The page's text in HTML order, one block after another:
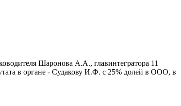
Шаронова А.А., главинтегратора 11
в органе - Судакову И.Ф. с 25% долей в ООО, в